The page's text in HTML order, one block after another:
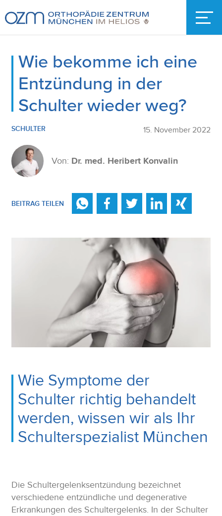
Wie bekomme ich eine
Entzündung in der
Schulter wieder weg?
SCHULTER 15. November 2022
Von: Dr. med. Heribert Konvalin
BEITRAG TEILEN
Wie Symptome der
Schulter richtig behandelt
werden, wissen wir als Ihr
Schulterspezialist München
Die Schultergelenksentzündung bezeichnet
verschiedene entzündliche und degenerative
Erkrankungen des Schultergelenks. In der Schulter